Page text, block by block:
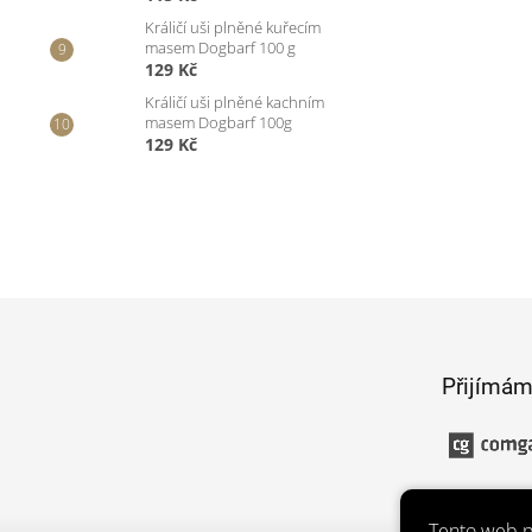
Králičí uši plněné kuřecím
masem Dogbarf 100 g
129 Kč
Králičí uši plněné kachním
masem Dogbarf 100g
129 Kč